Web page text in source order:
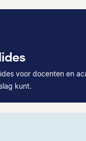
voor docenten en
kunt.